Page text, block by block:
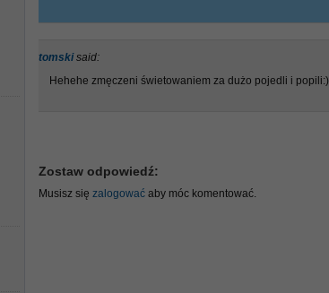
tomski said:
Hehehe zmęczeni świetowaniem za dużo pojedli i popili:)
Zostaw odpowiedź:
Musisz się zalogować aby móc komentować.